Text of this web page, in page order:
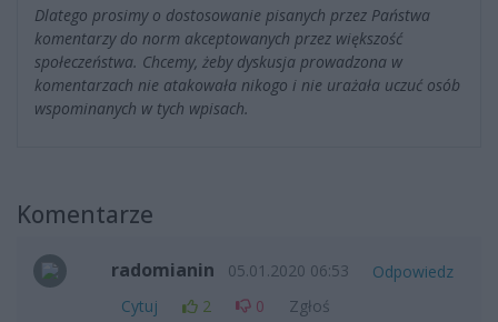
Dlatego prosimy o dostosowanie pisanych przez Państwa
komentarzy do norm akceptowanych przez większość
społeczeństwa. Chcemy, żeby dyskusja prowadzona w
komentarzach nie atakowała nikogo i nie urażała uczuć osób
wspominanych w tych wpisach.
Komentarze
radomianin 05.01.2020 06:53
Odpowiedz
Cytuj
2 0 Zgłoś